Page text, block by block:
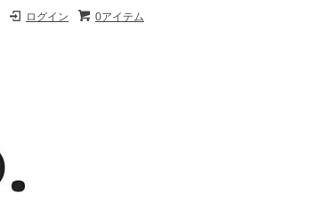
0アイテム
ログイン